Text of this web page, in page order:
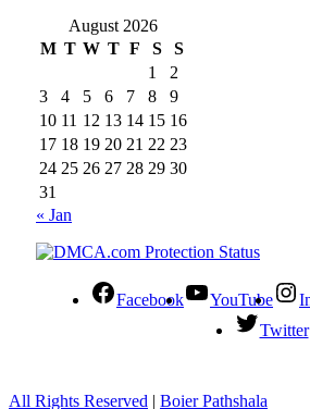
August 2026
M T W T F S
S
1
2
3
4 5 6 7 8
9
10 11 12 13 14 15 16
17 18 19 20 21 22 23
24 25 26 27 28 29 30
31
« Jan
Facebook YouTube
Twitter
All Rights Reserved | Boier Pathshala